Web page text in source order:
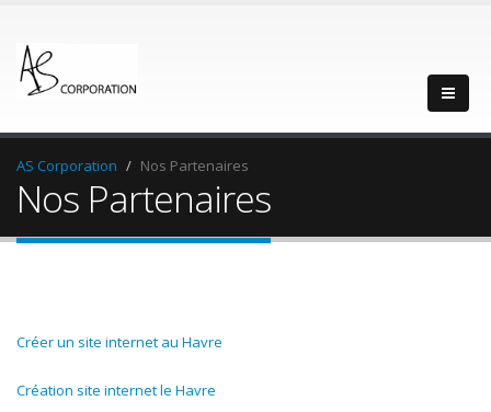
AS Corporation Nos Partenaires
Nos Partenaires
Créer un site internet au Havre
Création site internet le Havre